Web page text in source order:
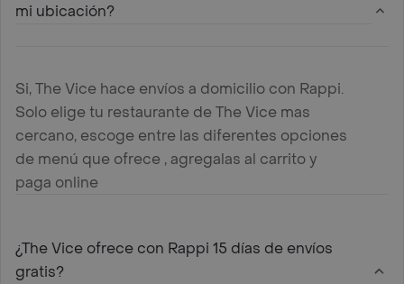
mi ubicación?
Si, The Vice hace envíos a domicilio con Rappi.
Solo elige tu restaurante de The Vice mas
cercano, escoge entre las diferentes opciones
de menú que ofrece , agregalas al carrito y
paga online
¿The Vice ofrece con Rappi 15 días de envíos
gratis?